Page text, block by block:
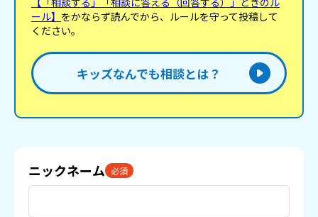
ール】 をかならず読んでから、ルールを守って投稿して
ください。
キッズなんでも相談とは？
ニックネーム 必須